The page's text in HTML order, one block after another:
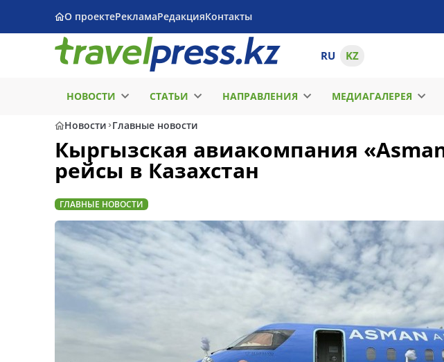
О проектеРекламаРедакцияКонтакты
RU KZ
НОВОСТИ СТАТЬИ НАПРАВЛЕНИЯ МЕДИАГАЛЕРЕЯ
Новости Главные новости
Кыргызская авиакомпания
рейсы в Казахстан
ГЛАВНЫЕ НОВОСТИ